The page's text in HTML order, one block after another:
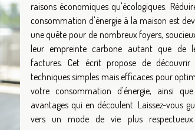
raisons économiques qu'écologiques.
consommation d'énergie à la maison est
une quête pour de nombreux foyers,
leur empreinte carbone autant que de
factures. Cet écrit propose de découvrir
techniques simples mais efficaces pour
votre consommation d'énergie, ainsi
avantages qui en découlent. Laissez-vous
vers un mode de vie plus